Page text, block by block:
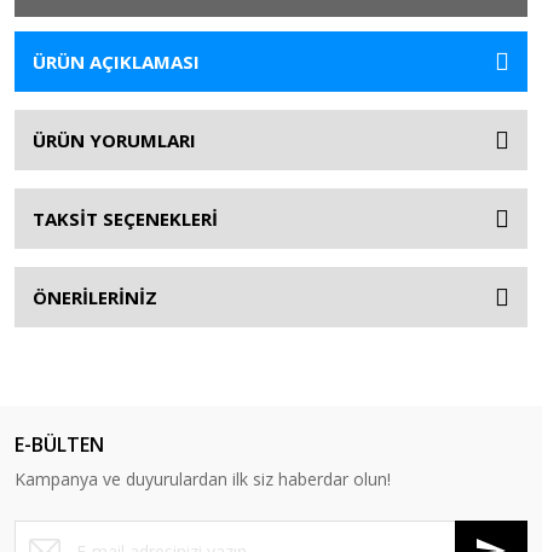
ÜRÜN AÇIKLAMASI
ÜRÜN YORUMLARI
TAKSİT SEÇENEKLERİ
ÖNERİLERİNİZ
E-BÜLTEN
Kampanya ve duyurulardan ilk siz haberdar olun!